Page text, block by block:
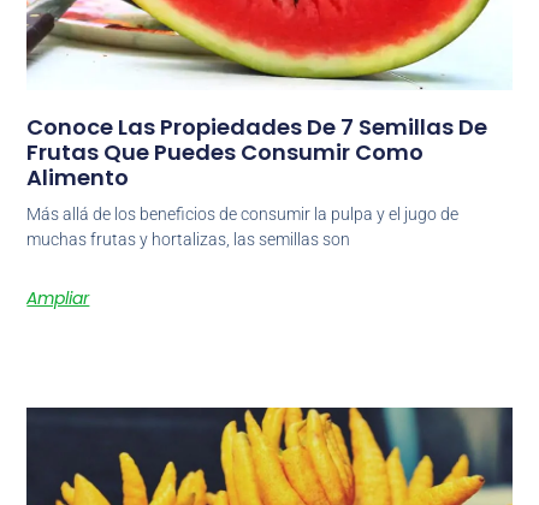
Conoce Las Propiedades De 7 Semillas De
Frutas Que Puedes Consumir Como
Alimento
Más allá de los beneficios de consumir la pulpa y el jugo de
muchas frutas y hortalizas, las semillas son
Ampliar